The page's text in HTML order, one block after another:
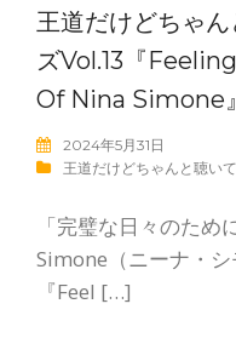
王道だけどちゃ
ズVol.13『
Of Nina Simone』
2024年5月31日
王道だけどちゃんと聴い
「完璧な日々のた
Simone（ニーナ・
『Feel […]